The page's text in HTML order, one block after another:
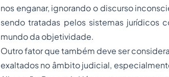
nos enganar, ignorando o discurso
sendo tratadas pelos sistemas jurídicos
mundo da objetividade.
Outro fator que também deve ser
exaltados no âmbito judicial,